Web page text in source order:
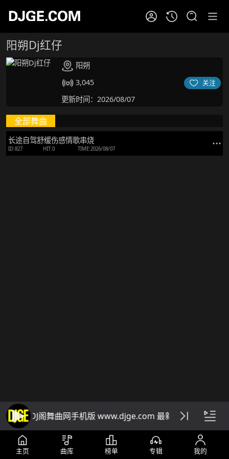
阳朔Dj红仔
阳朔
3,045
关注
更新时间：2026/08/07
全部舞曲
长途自驾舒缓伤感情歌串烧
ID:827 HIT:0 TIME:2026/08/07
DJ阁舞曲网手机版 www.djge.com 最新好听免费下载
主页 曲库 榜单 专辑 我的